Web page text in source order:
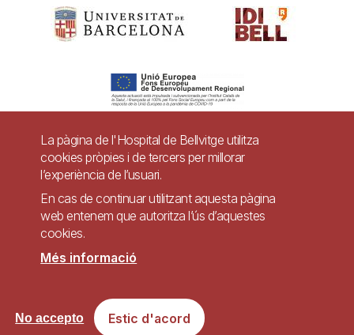
Pie
página
Contacte
Accessibilitat Avís legal Ajuda
Lloc web accessible de conformitat amb el Reial Decret 1112/2018, de 7 de
setembre, sobre accessibilitat dels llocs web i aplicacions per a dispositius
mòbils del sector públic.
La pàgina de l'Hospital de Bellvitge utilitza
cookies pròpies i de tercers per millorar
l’experiència de l’usuari.
En cas de continuar utilitzant aquesta pàgina
web entenem que autoritza l’ús d’aquestes
cookies.
Més informació
Estic d'acord
No accepto